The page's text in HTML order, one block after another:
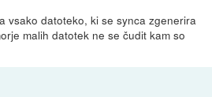
vsako datoteko, ki se synca zgenerira
malih datotek ne se čudit kam so